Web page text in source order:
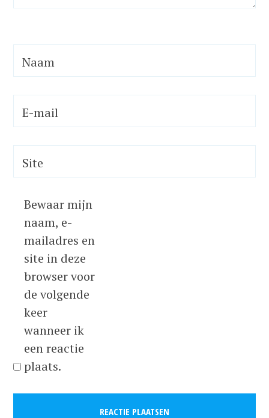
Naam
E-mail
Site
Bewaar mijn
naam, e-
mailadres en
site in deze
browser voor
de volgende
keer
wanneer ik
een reactie
plaats.